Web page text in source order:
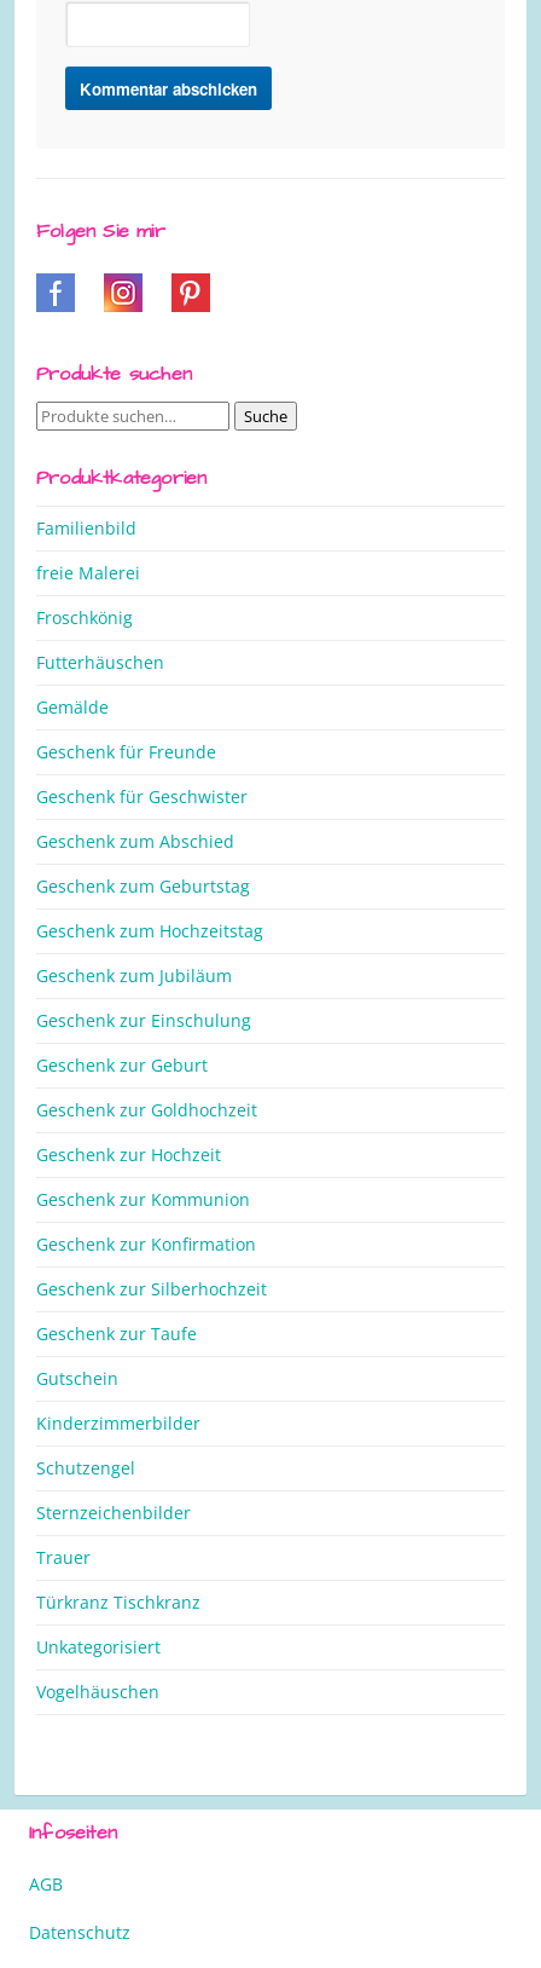
Folgen Sie mir
Produkte suchen
Suche
Suche
Produktkategorien
Familienbild
freie Malerei
Froschkönig
Futterhäuschen
Gemälde
Geschenk für Freunde
Geschenk für Geschwister
Geschenk zum Abschied
Geschenk zum Geburtstag
Geschenk zum Hochzeitstag
Geschenk zum Jubiläum
Geschenk zur Einschulung
Geschenk zur Geburt
Geschenk zur Goldhochzeit
Geschenk zur Hochzeit
Geschenk zur Kommunion
Geschenk zur Konfirmation
Geschenk zur Silberhochzeit
Geschenk zur Taufe
Gutschein
Kinderzimmerbilder
Schutzengel
Sternzeichenbilder
Trauer
Türkranz Tischkranz
Unkategorisiert
Vogelhäuschen
Infoseiten
AGB
Datenschutz